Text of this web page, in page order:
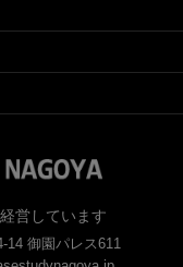
営しています
14 御園パレス611